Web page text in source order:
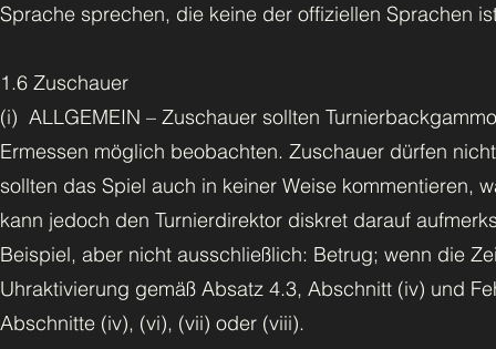
Sprache sprechen, die keine der offiziellen Sprachen
1.6 Zuschauer
(i) ALLGEMEIN – Zuschauer sollten
Ermessen möglich beobachten. Zuschauer dürfen
sollten das Spiel auch in keiner Weise kommentieren,
kann jedoch den Turnierdirektor diskret darauf
Beispiel, aber nicht ausschließlich: Betrug; wenn die
Uhraktivierung gemäß Absatz 4.3, Abschnitt (iv) und
Abschnitte (iv), (vi), (vii) oder (viii).